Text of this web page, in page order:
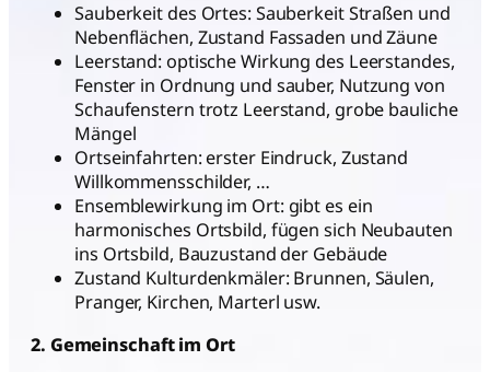
Sauberkeit des Ortes: Sauberkeit Straßen und
Nebenflächen, Zustand Fassaden und Zäune
Leerstand: optische Wirkung des Leerstandes,
Fenster in Ordnung und sauber, Nutzung von
Schaufenstern trotz Leerstand, grobe bauliche
Mängel
Ortseinfahrten: erster Eindruck, Zustand
Willkommensschilder, …
Ensemblewirkung im Ort: gibt es ein
harmonisches Ortsbild, fügen sich Neubauten
ins Ortsbild, Bauzustand der Gebäude
Zustand Kulturdenkmäler: Brunnen, Säulen,
Pranger, Kirchen, Marterl usw.
2. Gemeinschaft im Ort